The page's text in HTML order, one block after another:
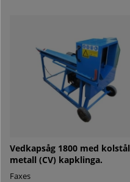
Vedkapsåg 1800 med kolstål
metall (CV) kapklinga.
Faxes